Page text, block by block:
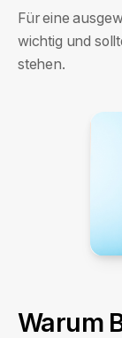
Für eine
wichtig und
stehen.
Warum